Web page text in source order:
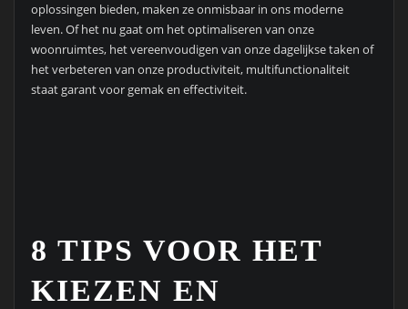
oplossingen bieden, maken ze onmisbaar in ons moderne
leven. Of het nu gaat om het optimaliseren van onze
woonruimtes, het vereenvoudigen van onze dagelijkse taken of
het verbeteren van onze productiviteit, multifunctionaliteit
staat garant voor gemak en effectiviteit.
8 TIPS VOOR HET
KIEZEN EN